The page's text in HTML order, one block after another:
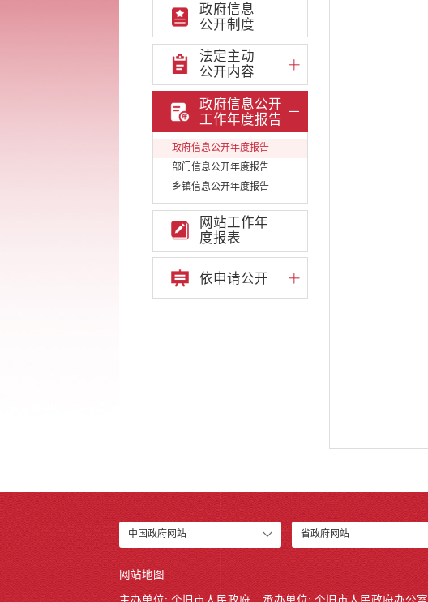
政府信息
公开制度
法定主动
公开内容
政府信息公开
工作年度报告
政府信息公开年度报告
部门信息公开年度报告
乡镇信息公开年度报告
网站工作年
度报表
依申请公开
中国政府网站 省政府网站
网站地图
主办单位: 个旧市人民政府 承办单位: 个旧市人民政府办公室